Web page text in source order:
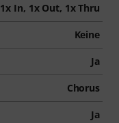
1x In, 1x Out, 1x Thru
Keine
Ja
Chorus
Ja